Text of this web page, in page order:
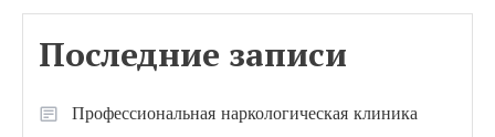
Последние записи
Профессиональная наркологическая клиника